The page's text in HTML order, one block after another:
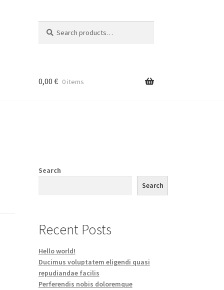
for:
0,00 € 0 items
Search
Search
Recent Posts
Hello world!
Ducimus voluptatem eligendi quasi
repudiandae facilis
Perferendis nobis doloremque